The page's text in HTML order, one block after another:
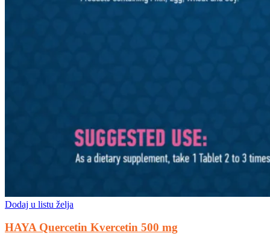
Dodaj u listu želja
HAYA Quercetin Kvercetin 500 mg